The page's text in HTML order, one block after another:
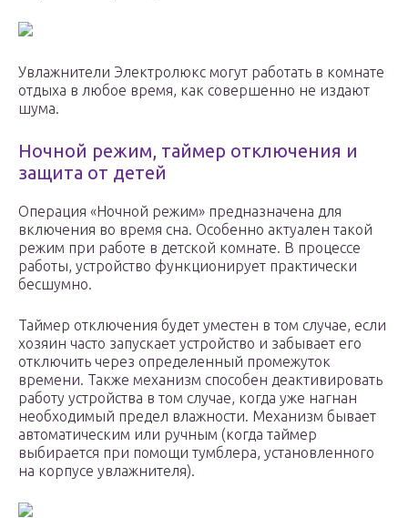
Увлажнители Электролюкс могут работать в комнате
отдыха в любое время, как совершенно не издают
шума.
Ночной режим, таймер отключения и
защита от детей
Операция «Ночной режим» предназначена для
включения во время сна. Особенно актуален такой
режим при работе в детской комнате. В процессе
работы, устройство функционирует практически
бесшумно.
Таймер отключения будет уместен в том случае, если
хозяин часто запускает устройство и забывает его
отключить через определенный промежуток
времени. Также механизм способен деактивировать
работу устройства в том случае, когда уже нагнан
необходимый предел влажности. Механизм бывает
автоматическим или ручным (когда таймер
выбирается при помощи тумблера, установленного
на корпусе увлажнителя).